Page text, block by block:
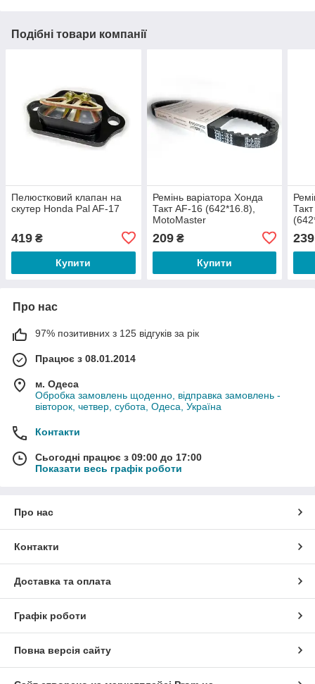
Подібні товари компанії
Пелюстковий клапан на
скутер Honda Pal AF-17
419 ₴
Купити
Ремінь варіатора Хонда
Такт AF-16 (642*16.8),
MotoMaster
209₴
Купити
239
Про нас
97% позитивних з 125 відгуків за рік
Працює з 08.01.2014
м. Одеса
Обробка замовлень щоденно, відправка замовлень -
вівторок, четвер, субота, Одеса, Україна
Контакти
Сьогодні працює з 09:00 до 17:00
Показати весь графік роботи
Про нас
Контакти
Доставка та оплата
Графік роботи
Повна версія сайту